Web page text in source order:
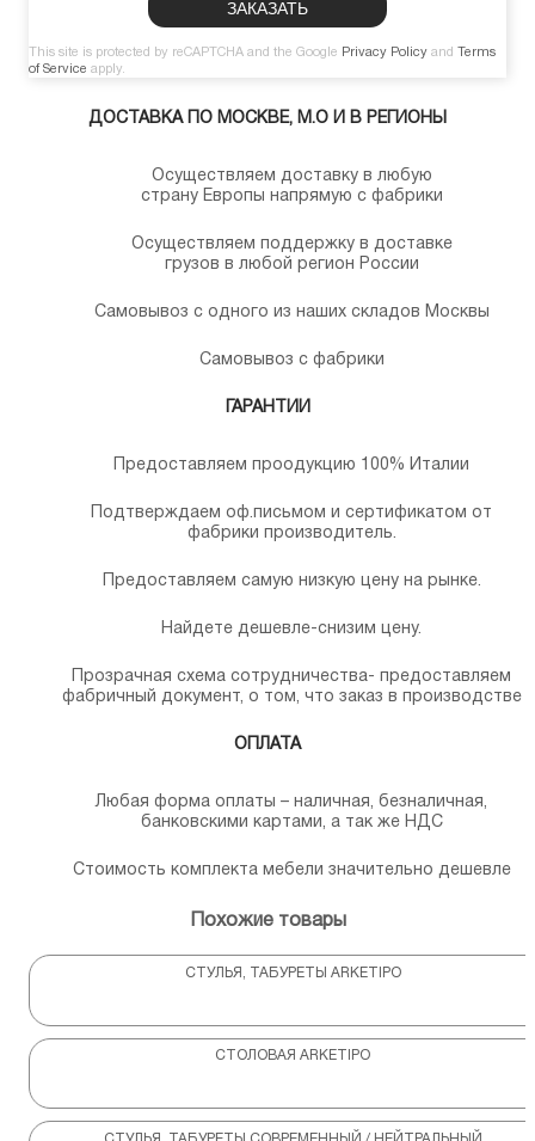
This site is protected by reCAPTCHA and the Google Privacy Policy and
Terms
of Service apply.
ДОСТАВКА ПО МОСКВЕ, М.О И В РЕГИОНЫ
Осуществляем доставку в любую
страну Европы напрямую с фабрики
Осуществляем поддержку в доставке
грузов в любой регион России
Самовывоз с одного из наших складов Москвы
Самовывоз с фабрики
ГАРАНТИИ
Предоставляем проодукцию 100% Италии
Подтверждаем оф.письмом и сертификатом от
фабрики производитель.
Предоставляем самую низкую цену на рынке.
Найдете дешевле-снизим цену.
Прозрачная схема сотрудничества- предоставляем
фабричный документ, о том, что заказ в производстве
ОПЛАТА
Любая форма оплаты – наличная, безналичная,
банковскими картами, а так же НДС
Стоимость комплекта мебели значительно дешевле
Похожие товары
СТУЛЬЯ, ТАБУРЕТЫ ARKETIPO
СТОЛОВАЯ ARKETIPO